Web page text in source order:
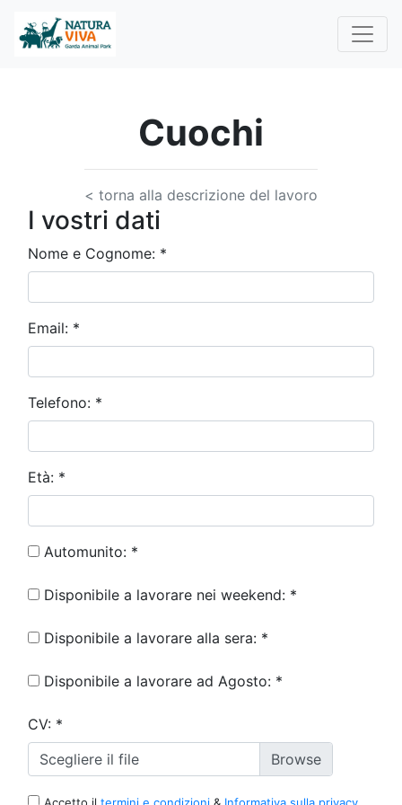
Cuochi
< torna alla descrizione del lavoro
I vostri dati
Nome e Cognome: *
Email: *
Telefono: *
Età: *
Automunito: *
Disponibile a lavorare nei weekend: *
Disponibile a lavorare alla sera: *
Disponibile a lavorare ad Agosto: *
CV: *
Scegliere il file